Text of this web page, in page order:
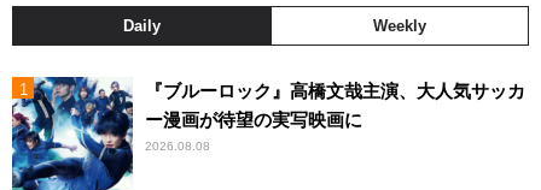
Daily Weekly
『ブルーロック』高橋文哉主演、大人気サッカ
ー漫画が待望の実写映画に
2026.08.08